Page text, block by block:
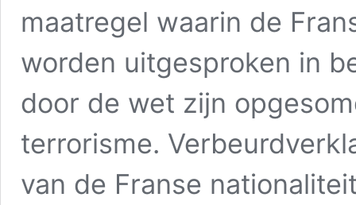
maatregel waarin de
worden uitgesproken in
door de wet zijn
terrorisme.
van de Franse